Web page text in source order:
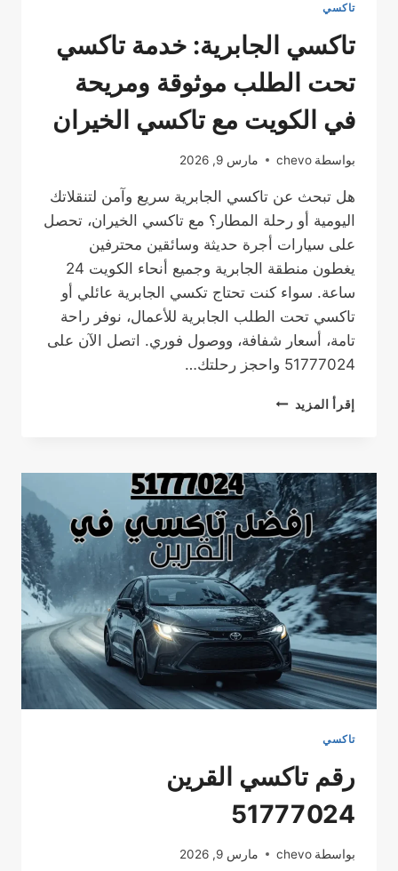
تاكسي
تاكسي الجابرية: خدمة تاكسي
تحت الطلب موثوقة ومريحة
في الكويت مع تاكسي الخيران
بواسطة chevo مارس 9, 2026
هل تبحث عن تاكسي الجابرية سريع وآمن لتنقلاتك
اليومية أو رحلة المطار؟ مع تاكسي الخيران، تحصل
على سيارات أجرة حديثة وسائقين محترفين
يغطون منطقة الجابرية وجميع أنحاء الكويت 24
ساعة. سواء كنت تحتاج تكسي الجابرية عائلي أو
تاكسي تحت الطلب الجابرية للأعمال، نوفر راحة
تامة، أسعار شفافة، ووصول فوري. اتصل الآن على
51777024 واحجز رحلتك…
إقرأ المزيد تاكسي
تحت
الطلب
موثوقة
ومريحة
في
الكويت
مع
تاكسي
الخيران
تاكسي
رقم تاكسي القرين
51777024
بواسطة chevo مارس 9, 2026